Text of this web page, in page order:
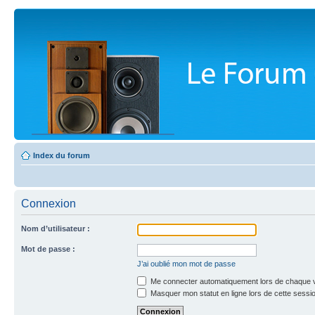
Index du forum
Connexion
Nom d’utilisateur :
Mot de passe :
J’ai oublié mon mot de passe
Me connecter automatiquement lors de chaque
Masquer mon statut en ligne lors de cette